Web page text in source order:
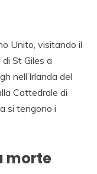
Unito, visitando il
St Giles a
nell’Irlanda del
Cattedrale di
si tengono i
morte